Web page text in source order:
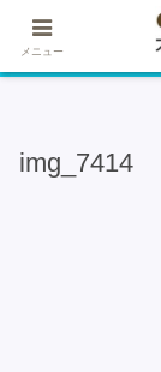
img_7414
メニュー